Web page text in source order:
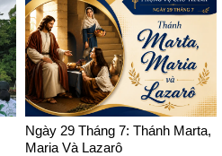
Ngày 29 Tháng 7: Thánh Marta,
Maria Và Lazarô